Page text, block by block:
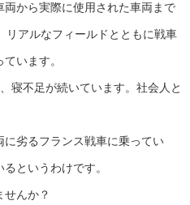
から実際に使用された車両まで
リアルなフィールドとともに戦車
います。
寝不足が続いています。社会人と
劣るフランス戦車に乗ってい
というわけです。
せんか？